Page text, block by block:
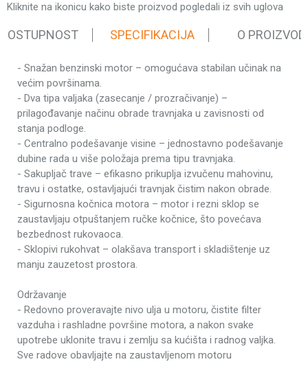
Kliknite na ikonicu kako biste proizvod pogledali iz svih uglova
SPECIFIKACIJA O
Karakteristika
Vrednost
Kategorija
Areatori travnjaka
Težina pakovanja
42.57 kg
Brend
Tip motora
Villager četvorotaktni
Snaga motora
4 kW
Broj obrtaja
3400 rpm
Radna širina - areatori
400 mm
Zapremina motora
Rezervoar ulja
Produžena garancija
3 godine
Podešavanje radne
visine/dubine
6 nivoa, centralno
25 mm (od -5 mm do
- Snažan benzinski motor – omogućava stabilan učinak na
većim površinama.
- Dva tipa valjaka (zasecanje / prozračivanje) –
prilagođavanje načinu obrade travnjaka u zavisnosti od
stanja podloge.
- Centralno podešavanje visine – jednostavno podešavanje
dubine rada u više položaja prema tipu travnjaka.
- Sakupljač trave – efikasno prikuplja izvučenu mahovinu,
travu i ostatke, ostavljajući travnjak čistim nakon obrade.
- Sigurnosna kočnica motora – motor i rezni sklop se
zaustavljaju otpuštanjem ručke kočnice, što povećava
bezbednost rukovaoca.
- Sklopivi rukohvat – olakšava transport i skladištenje uz
manju zauzetost prostora.
Održavanje
- Redovno proveravajte nivo ulja u motoru, čistite filter
vazduha i rashladne površine motora, a nakon svake
upotrebe uklonite travu i zemlju sa kućišta i radnog valjka.
Sve radove obavljajte na zaustavljenom motoru